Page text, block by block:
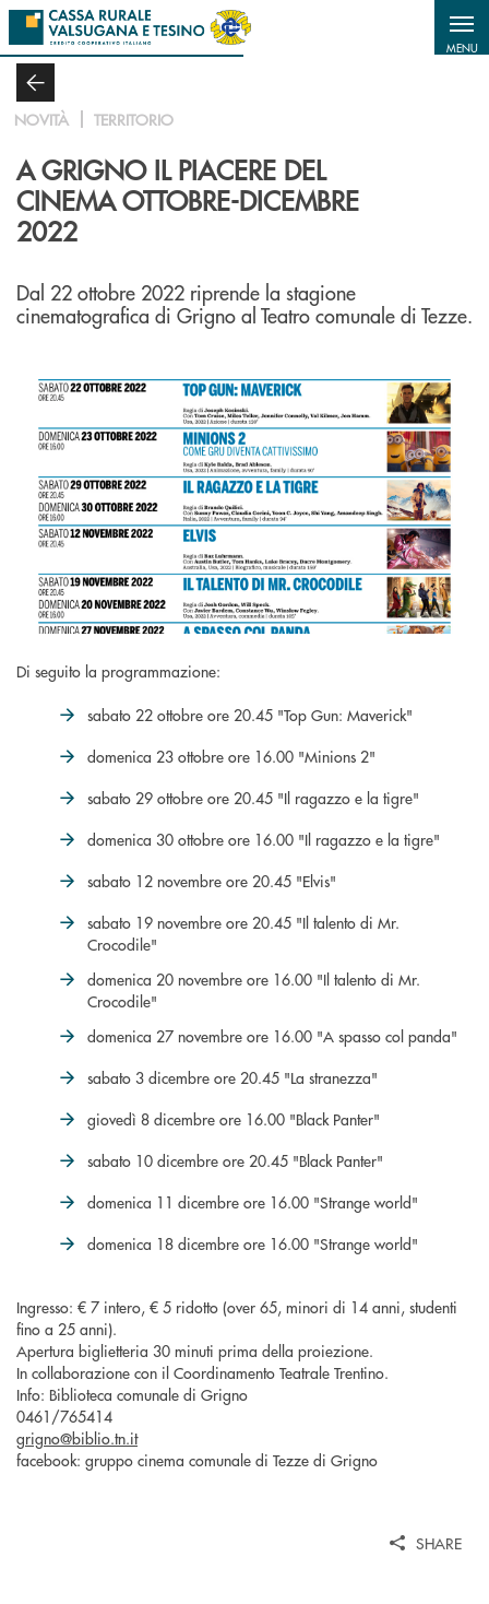
Salta al contenuto principale
MENU
NOVITÀ TERRITORIO
A GRIGNO IL PIACERE DEL
CINEMA OTTOBRE-DICEMBRE
2022
Dal 22 ottobre 2022 riprende la stagione
cinematografica di Grigno al Teatro comunale di Tezze.
Di seguito la programmazione:
sabato 22 ottobre ore 20.45 "Top Gun: Maverick"
domenica 23 ottobre ore 16.00 "Minions 2"
sabato 29 ottobre ore 20.45 "Il ragazzo e la tigre"
domenica 30 ottobre ore 16.00 "Il ragazzo e la tigre"
sabato 12 novembre ore 20.45 "Elvis"
sabato 19 novembre ore 20.45 "Il talento di Mr.
Crocodile"
domenica 20 novembre ore 16.00 "Il talento di Mr.
Crocodile"
domenica 27 novembre ore 16.00 "A spasso col panda"
sabato 3 dicembre ore 20.45 "La stranezza"
giovedì 8 dicembre ore 16.00 "Black Panter"
sabato 10 dicembre ore 20.45 "Black Panter"
domenica 11 dicembre ore 16.00 "Strange world"
domenica 18 dicembre ore 16.00 "Strange world"
Ingresso: € 7 intero, € 5 ridotto (over 65, minori di 14 anni, studenti
fino a 25 anni).
Apertura biglietteria 30 minuti prima della proiezione.
In collaborazione con il Coordinamento Teatrale Trentino.
Info: Biblioteca comunale di Grigno
0461/765414
grigno@biblio.tn.it
facebook: gruppo cinema comunale di Tezze di Grigno
SHARE